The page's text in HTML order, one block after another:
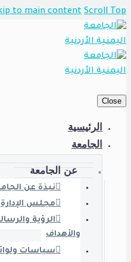
Skip to main content Scroll
الرئيسية
الجامعة
عن الجامعة
نبذة عن الجامعة
مجلس الإدارة
الرؤية والرسالة
والأهداف
سياسات ولوائح